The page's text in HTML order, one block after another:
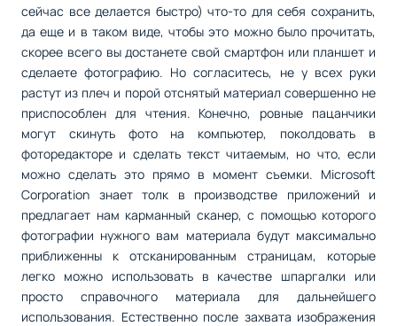
сейчас все делается быстро) что-то для себя сохранить,
да еще и в таком виде, чтобы это можно было прочитать,
скорее всего вы достанете свой смартфон или планшет и
сделаете фотографию. Но согласитесь, не у всех руки
растут из плеч и порой отснятый материал совершенно не
приспособлен для чтения. Конечно, ровные пацанчики
могут скинуть фото на компьютер, поколдовать в
фоторедакторе и сделать текст читаемым, но что, если
можно сделать это прямо в момент съемки. Microsoft
Corporation знает толк в производстве приложений и
предлагает нам карманный сканер, с помощью которого
фотографии нужного вам материала будут максимально
приближенны к отсканированным страницам, которые
легко можно использовать в качестве шпаргалки или
просто справочного материала для дальнейшего
использования. Естественно после захвата изображения